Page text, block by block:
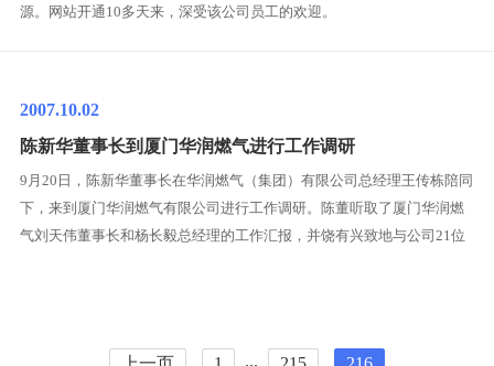
源。网站开通10多天来，深受该公司员工的欢迎。
2007.10.02
陈新华董事长到厦门华润燃气进行工作调研
9月20日，陈新华董事长在华润燃气（集团）有限公司总经理王传栋陪同
下，来到厦门华润燃气有限公司进行工作调研。陈董听取了厦门华润燃
气刘天伟董事长和杨长毅总经理的工作汇报，并饶有兴致地与公司21位
生产，怎样通过机制改
...